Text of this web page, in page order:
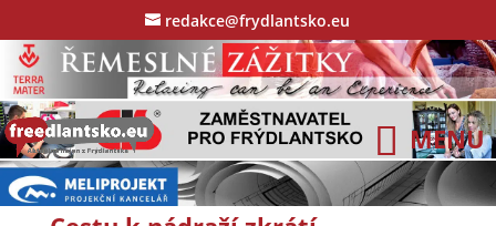
redakce@frydlantsko.eu